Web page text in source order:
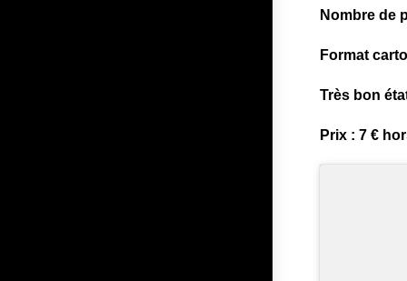
Nombre de
Format
Très bon
Prix : 7 €